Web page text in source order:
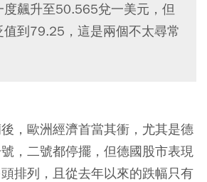
度飆升至50.565兌一美元，但
到79.25，這是兩個不太尋常
，歐洲經濟首當其衝，尤其是德
，二號都停擺，但德國股市表現
排列，且從去年以來的跌幅只有